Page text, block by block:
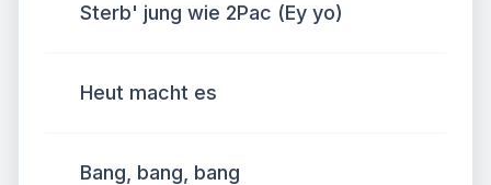
Sterb' jung wie 2Pac (Ey yo)
Heut macht es
Bang, bang, bang